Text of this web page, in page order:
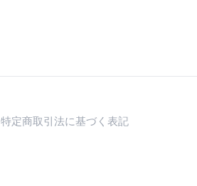
特定商取引法に基づく表記